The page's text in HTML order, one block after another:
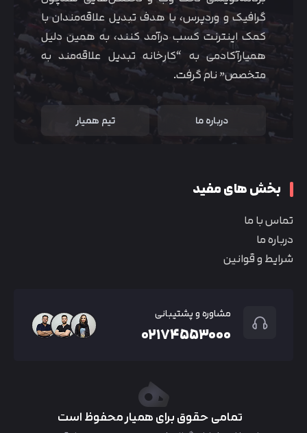
گرافیک و وردپرس، با هدف تبدیل علاقه‌مندان با
کمک اینترنت کسب درآمد کنند، به همین دلیل
همیارآکادمی به “کارخانه تبدیل علاقه‌مند به
متخصص” نام گرفت.
درباره ما تیم همیار
بخش های مفید
تماس با ما
درباره ما
شرایط و قوانین
مشاوره و پشتیبانی
۰۲۱۷۴۵۵۳۰۰۰
تمامی حقوق برای همیار محفوظ است
متوجه شدم